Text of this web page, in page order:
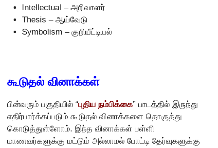
Intellectual – அறிவாளர்
Thesis – ஆய்வேடு
Symbolism – குறியீட்டியல்
கூடுதல் வினாக்கள்
பின்வரும் பகுதியில் “புதிய நம்பிக்கை” பாடத்தில் இருந்து
எதிர்பார்க்கப்படும் கூடுதல் வினாக்களை தொகுத்து
கொடுத்துள்ளோம். இந்த வினாக்கள் பள்ளி
மாணவர்களுக்கு மட்டும் அல்லாமல் போட்டி தேர்வுகளுக்கு